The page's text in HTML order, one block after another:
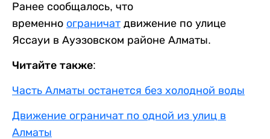
Ранее сообщалось, что
временно ограничат движение по улице
Яссауи в Ауэзовском районе Алматы.
Читайте также:
Часть Алматы останется без холодной воды
Движение ограничат по одной из улиц в
Алматы